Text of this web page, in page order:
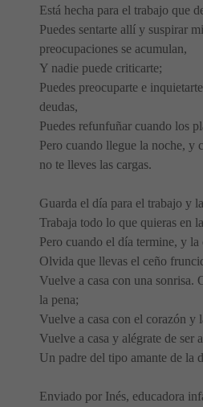
Está hecha para el trabajo que
Puedes sentarte allí y suspirar
preocupaciones se acumulan,
Y nadie puede criticarte;
Puedes preocuparte e
deudas,
Puedes refunfuñar cuando los
Pero cuando llegue la noche, y
no te lleves las cargas.
Guarda el día para el trabajo y
Trabaja todo lo que quieras en
Pero cuando el día termine, y la
Olvida que llevas el ceño
Vuelve a casa con una sonrisa.
la pena;
Vuelve a casa con el corazón y
Vuelve a casa y alégrate de ser
Un padre del tipo amante de la
Enviado por Inés, educadora